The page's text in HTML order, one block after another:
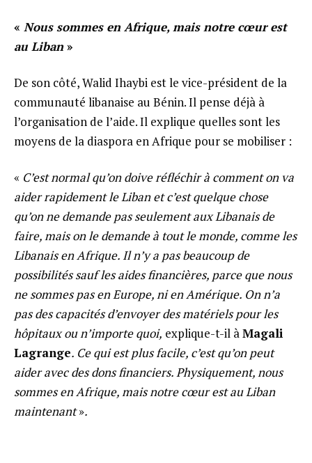
« Nous sommes en Afrique, mais notre cœur est
au Liban»
De son côté, Walid Ihaybi est le vice-président de la
communauté libanaise au Bénin. Il pense déjà à
l’organisation de l’aide. Il explique quelles sont les
moyens de la diaspora en Afrique pour se mobiliser :
« C’est normal qu’on doive réfléchir à comment on va
aider rapidement le Liban et c’est quelque chose
qu’on ne demande pas seulement aux Libanais de
faire, mais on le demande à tout le monde, comme les
Libanais en Afrique. Il n’y a pas beaucoup de
possibilités sauf les aides financières, parce que nous
ne sommes pas en Europe, ni en Amérique. On n’a
pas des capacités d’envoyer des matériels pour les
hôpitaux ou n’importe quoi, explique-t-il àMagali
Lagrange. Ce qui est plus facile, c’est qu’on peut
aider avec des dons financiers. Physiquement, nous
sommes en Afrique, mais notre cœur est au Liban
maintenant».